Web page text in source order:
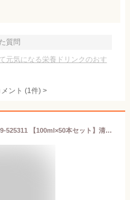
質問
元気になる栄養ドリンクのおす
ント (1件) >
漢薬 ローヤルゼリー200 4962459-525311 【100ml×50本セット】清涼飲料水 日興薬品工業 栄養ドリンク 自然派健康飲料 ビタミン(vc) 蜂蜜 はちみつ ハチミツ ローヤルゼリー 滋養強壮 日本製 国産 スタミナ 栄養 ドリンク 健康飲料 50本 set セット ケース